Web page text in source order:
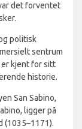
det forventet
politisk
sentrum
er kjent for sitt
historie.
San Sabino,
ligger på
(1035–1171).